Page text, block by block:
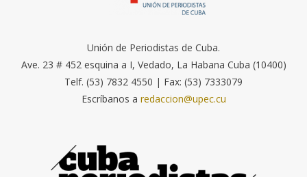
Unión de Periodistas de Cuba.
Ave. 23 # 452 esquina a I, Vedado, La Habana Cuba (10400)
Telf. (53) 7832 4550 | Fax: (53) 7333079
Escríbanos a redaccion@upec.cu